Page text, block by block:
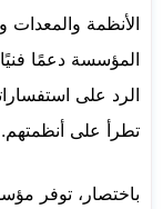
الأنظمة والمعدات
المؤسسة دعمًا فنيًا
الرد على
تطرأ على أنظمتهم.
باختصار، توفر